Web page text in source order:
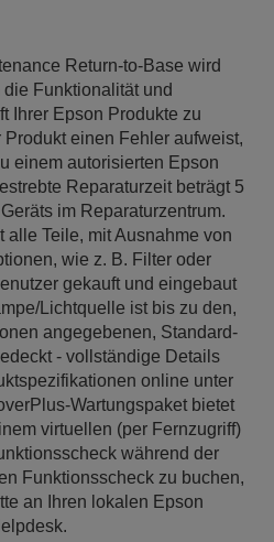
Return-to-Base wird
Funktionalität und
Ihrer Epson Produkte zu
einen Fehler aufweist,
einem autorisierten Epson
Reparaturzeit beträgt 5
im Reparaturzentrum.
alle Teile, mit Ausnahme von
wie z. B. Filter oder
gekauft und eingebaut
Lichtquelle ist bis zu den,
angegebenen, Standard-
- vollständige Details
online unter
Wartungspaket bietet
virtuellen (per Fernzugriff)
während der
Funktionsscheck zu buchen,
an Ihren lokalen Epson